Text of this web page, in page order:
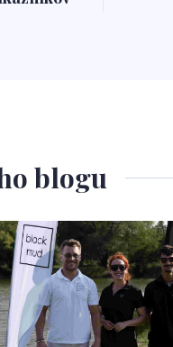
blogu